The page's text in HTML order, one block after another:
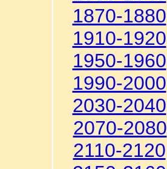
1870-1880
1910-1920
1950-1960
1990-2000
2030-2040
2070-2080
2110-2120